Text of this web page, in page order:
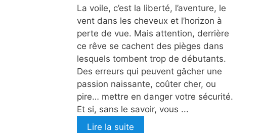
La voile, c’est la liberté, l’aventure, le
vent dans les cheveux et l’horizon à
perte de vue. Mais attention, derrière
ce rêve se cachent des pièges dans
lesquels tombent trop de débutants.
Des erreurs qui peuvent gâcher une
passion naissante, coûter cher, ou
pire… mettre en danger votre sécurité.
Et si, sans le savoir, vous ...
Lire la suite